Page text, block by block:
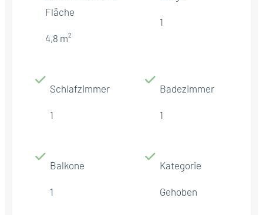
Fläche
4,8 m²
1
Schlafzimmer
1
Badezimmer
1
Balkone
1
Kategorie
Gehoben